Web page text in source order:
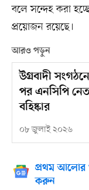
বলে সন্দেহ করা
প্রয়োজন রয়েছে।
আরও পড়ুন
উগ্রবাদী
পর এনসিপি
বহিষ্কার
০৮ জুলাই ২০২৬
প্রথম আলোর
করুন